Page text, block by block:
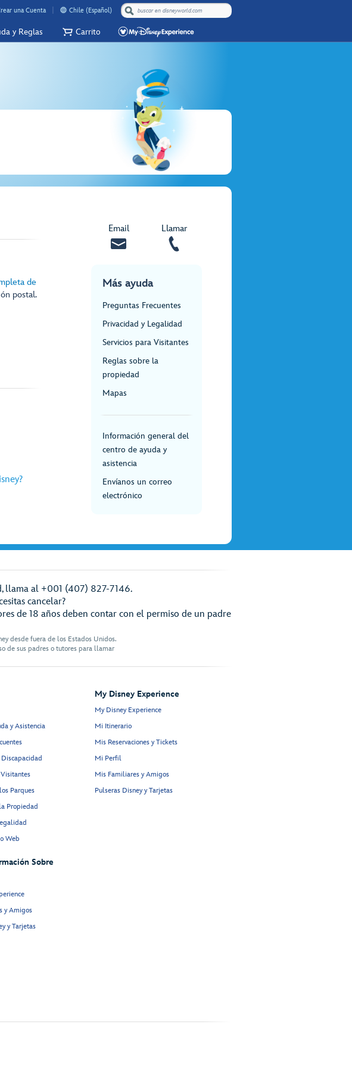
una Cuenta Chile (Español)
y Reglas Carrito
de
postal.
Email Llamar
Más ayuda
Preguntas Frecuentes
Privacidad y Legalidad
Servicios para Visitantes
Reglas sobre la
propiedad
Mapas
Información general del
centro de ayuda y
asistencia
Envíanos un correo
electrónico
llama al +001 (407) 827-7146.
cancelar?
de 18 años deben contar con el permiso de un padre
desde fuera de los Estados Unidos.
de sus padres o tutores para llamar
y Asistencia
Parques
Propiedad
Web
Sobre
y Amigos
y Tarjetas
My Disney Experience
My Disney Experience
Mi Itinerario
Mis Reservaciones y Tickets
Mi Perfil
Mis Familiares y Amigos
Pulseras Disney y Tarjetas